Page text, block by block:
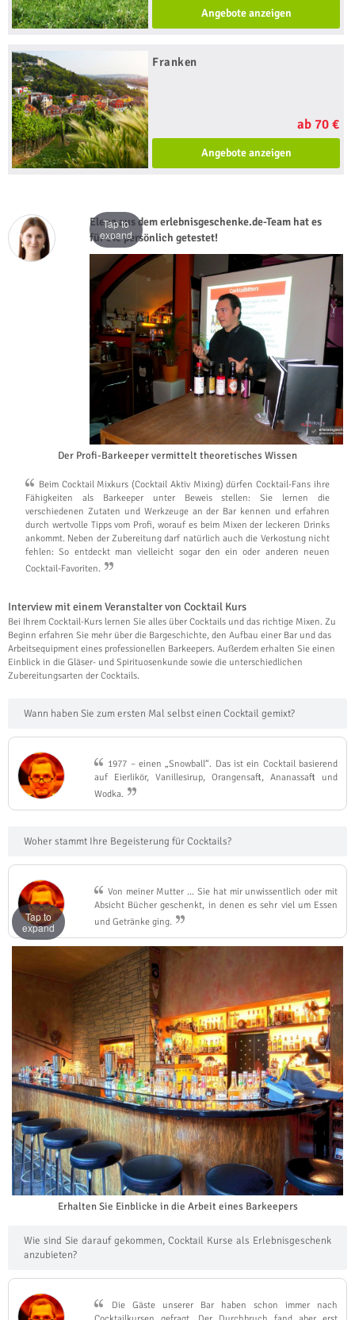
Angebote anzeigen
Franken
ab 70 €
Angebote anzeigen
Elena aus dem erlebnisgeschenke.de-Team hat es
für Sie persönlich getestet!
Tap to
expand
Der Profi-Barkeeper vermittelt theoretisches Wissen
Beim Cocktail Mixkurs (Cocktail Aktiv Mixing) dürfen Cocktail-Fans ihre
Fähigkeiten als Barkeeper unter Beweis stellen: Sie lernen die
verschiedenen Zutaten und Werkzeuge an der Bar kennen und erfahren
durch wertvolle Tipps vom Profi, worauf es beim Mixen der leckeren Drinks
ankommt. Neben der Zubereitung darf natürlich auch die Verkostung nicht
fehlen: So entdeckt man vielleicht sogar den ein oder anderen neuen
Cocktail-Favoriten.
Interview mit einem Veranstalter von Cocktail Kurs
Bei Ihrem Cocktail-Kurs lernen Sie alles über Cocktails und das richtige Mixen. Zu
Beginn erfahren Sie mehr über die Bargeschichte, den Aufbau einer Bar und das
Arbeitsequipment eines professionellen Barkeepers. Außerdem erhalten Sie einen
Einblick in die Gläser- und Spirituosenkunde sowie die unterschiedlichen
Zubereitungsarten der Cocktails.
Wann haben Sie zum ersten Mal selbst einen Cocktail gemixt?
1977 – einen „Snowball“. Das ist ein Cocktail basierend
auf Eierlikör, Vanillesirup, Orangensaft, Ananassaft und
Wodka.
Woher stammt Ihre Begeisterung für Cocktails?
Von meiner Mutter ... Sie hat mir unwissentlich oder mit
Absicht Bücher geschenkt, in denen es sehr viel um Essen
und Getränke ging.
Tap to
expand
Erhalten Sie Einblicke in die Arbeit eines Barkeepers
Wie sind Sie darauf gekommen, Cocktail Kurse als Erlebnisgeschenk
anzubieten?
Die Gäste unserer Bar haben schon immer nach